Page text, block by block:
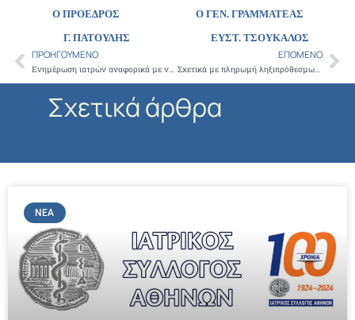
Ο ΠΡΟΕΔΡΟΣ Ο ΓΕΝ. ΓΡΑΜΜΑΤΕΑΣ
Γ. ΠΑΤΟΥΛΗΣ ΕΥΣΤ. ΤΣΟΥΚΑΛΟΣ
Prev
ΠΡΟΗΓΟΎΜΕΝΟ
Ενημέρωση ιατρών αναφορικά με νεότερες εξελίξεις για τις φορολογικές δηλώσεις έτους 2013
ΕΠΌΜΕΝΟ
Σχετικά με πληρωμή ληξιπρόθεσμων οφειλών – Οίκος Ναύτου
Σχετικά άρθρα
ΝΈΑ